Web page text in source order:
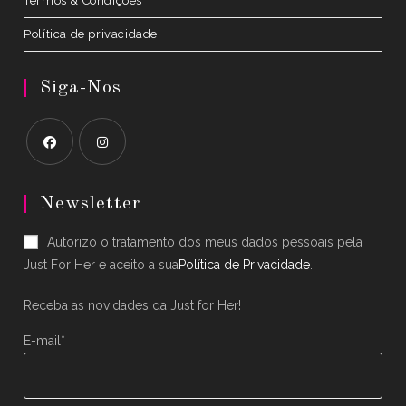
Política de privacidade
Siga-Nos
in
new
tab
in
new
tab
Newsletter
Autorizo o tratamento dos meus dados pessoais pela
Just For Her e aceito a suaPolítica de Privacidade.
Receba as novidades da Just for Her!
E-mail*